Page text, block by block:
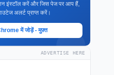
इंस्टॉल करें और जिस पेज पर आप हैं,
अलर्ट प्राप्त करें।
में जोड़ें - मुफ़्त
ADVERTISE HERE